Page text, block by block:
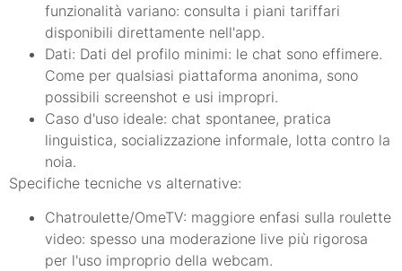
funzionalità variano: consulta i piani tariffari
disponibili direttamente nell'app.
Dati: Dati del profilo minimi: le chat sono effimere.
Come per qualsiasi piattaforma anonima, sono
possibili screenshot e usi impropri.
Caso d'uso ideale: chat spontanee, pratica
linguistica, socializzazione informale, lotta contro la
noia.
Specifiche tecniche vs alternative:
Chatroulette/OmeTV: maggiore enfasi sulla roulette
video: spesso una moderazione live più rigorosa
per l'uso improprio della webcam.